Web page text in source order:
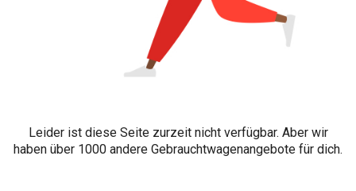
Leider ist diese Seite zurzeit nicht verfügbar. Aber wir
haben über 1000 andere Gebrauchtwagenangebote für dich.